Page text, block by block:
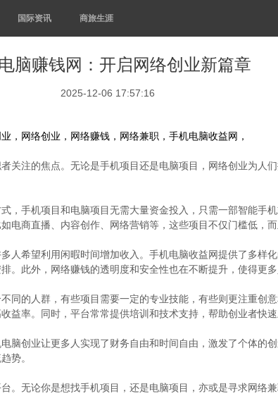
国际资讯 商旅生涯
脑赚钱网：开启网络创业新篇章
2025-12-06 17:57:16
，网络创业，网络赚钱，网络兼职，手机电脑收益网，
关注的焦点。无论是手机项目还是电脑项目，网络创业为人
，手机项目和电脑项目无需大量资金投入，只需一部智能手
商直播、内容创作、网络营销等，这些项目不仅门槛低，而
人希望利用闲暇时间增加收入。手机电脑收益网提供了多样
此外，网络赚钱的透明度和安全性也在不断提升，使得更多
同的人群，有些项目需要一定的专业技能，有些则更注重创
率。同时，平台常常提供培训和技术支持，帮助创业者快
脑创业让更多人实现了财务自由和时间自由，激发了个体的
势。
。无论你是想找手机项目，还是电脑项目，亦或是寻求网络